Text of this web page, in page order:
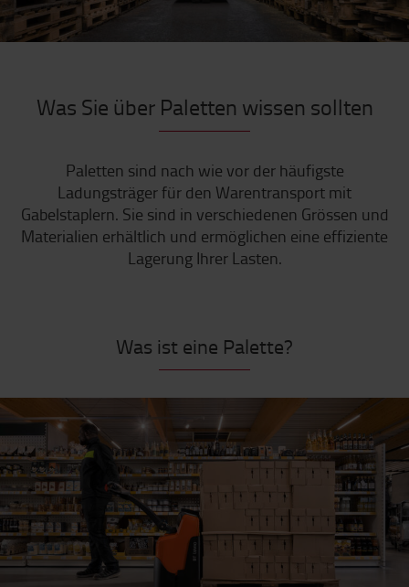
Was Sie über Paletten wissen sollten
Paletten sind nach wie vor der häufigste
Ladungsträger für den Warentransport mit
Gabelstaplern. Sie sind in verschiedenen Grössen und
Materialien erhältlich und ermöglichen eine effiziente
Lagerung Ihrer Lasten.
Was ist eine Palette?